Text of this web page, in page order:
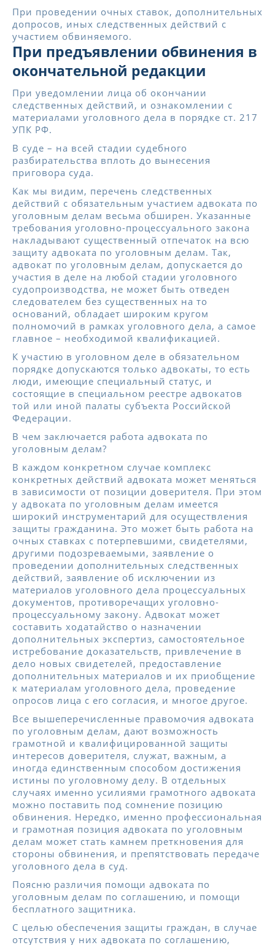
При проведении очных ставок, дополнительных
допросов, иных следственных действий с
участием обвиняемого.
При предъявлении обвинения в
окончательной редакции
При уведомлении лица об окончании
следственных действий, и ознакомлении с
материалами уголовного дела в порядке ст. 217
УПК РФ.
В суде – на всей стадии судебного
разбирательства вплоть до вынесения
приговора суда.
Как мы видим, перечень следственных
действий с обязательным участием адвоката по
уголовным делам весьма обширен. Указанные
требования уголовно-процессуального закона
накладывают существенный отпечаток на всю
защиту адвоката по уголовным делам. Так,
адвокат по уголовным делам, допускается до
участия в деле на любой стадии уголовного
судопроизводства, не может быть отведен
следователем без существенных на то
оснований, обладает широким кругом
полномочий в рамках уголовного дела, а самое
главное – необходимой квалификацией.
К участию в уголовном деле в обязательном
порядке допускаются только адвокаты, то есть
люди, имеющие специальный статус, и
состоящие в специальном реестре адвокатов
той или иной палаты субъекта Российской
Федерации.
В чем заключается работа адвоката по
уголовным делам?
В каждом конкретном случае комплекс
конкретных действий адвоката может меняться
в зависимости от позиции доверителя. При этом
у адвоката по уголовным делам имеется
широкий инструментарий для осуществления
защиты гражданина. Это может быть работа на
очных ставках с потерпевшими, свидетелями,
другими подозреваемыми, заявление о
проведении дополнительных следственных
действий, заявление об исключении из
материалов уголовного дела процессуальных
документов, противоречащих уголовно-
процессуальному закону. Адвокат может
составить ходатайство о назначении
дополнительных экспертиз, самостоятельное
истребование доказательств, привлечение в
дело новых свидетелей, предоставление
дополнительных материалов и их приобщение
к материалам уголовного дела, проведение
опросов лица с его согласия, и многое другое.
Все вышеперечисленные правомочия адвоката
по уголовным делам, дают возможность
грамотной и квалифицированной защиты
интересов доверителя, служат, важным, а
иногда единственным способом достижения
истины по уголовному делу. В отдельных
случаях именно усилиями грамотного адвоката
можно поставить под сомнение позицию
обвинения. Нередко, именно профессиональная
и грамотная позиция адвоката по уголовным
делам может стать камнем преткновения для
стороны обвинения, и препятствовать передаче
уголовного дела в суд.
Поясню различия помощи адвоката по
уголовным делам по соглашению, и помощи
бесплатного защитника.
С целью обеспечения защиты граждан, в случае
отсутствия у них адвоката по соглашению,